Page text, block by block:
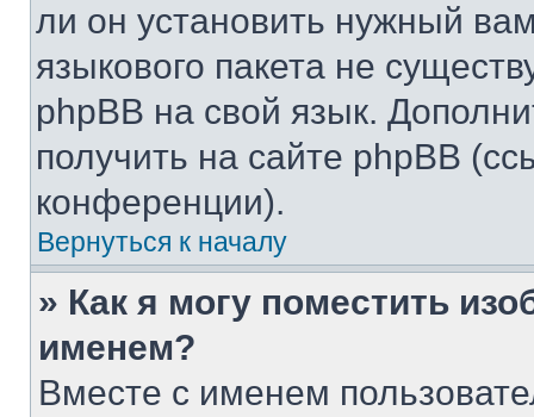
ли он установить нужный
языкового пакета не
phpBB на свой язык.
получить на сайте phpBB
конференции).
Вернуться к началу
» Как я могу поместить
именем?
Вместе с именем